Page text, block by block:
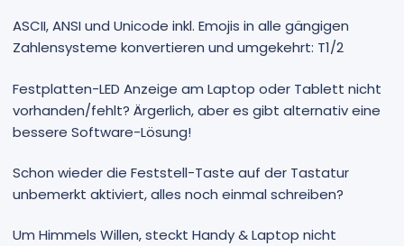
ASCII, ANSI und Unicode inkl. Emojis in alle gängigen
Zahlensysteme konvertieren und umgekehrt: T1/2
Festplatten-LED Anzeige am Laptop oder Tablett nicht
vorhanden/fehlt? Ärgerlich, aber es gibt alternativ eine
bessere Software-Lösung!
Schon wieder die Feststell-Taste auf der Tastatur
unbemerkt aktiviert, alles noch einmal schreiben?
Um Himmels Willen, steckt Handy & Laptop nicht